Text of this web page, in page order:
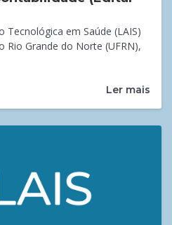
em Saúde (LAIS)
Rio Grande do Norte (UFRN),
Ler mais